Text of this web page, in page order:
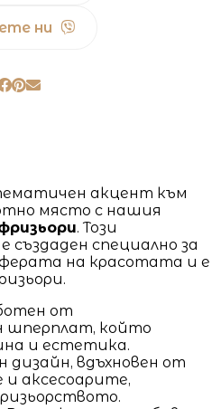
ни
акцент към
място с нашия
. Този
създаден специално за
на красотата и е
от
шперплат, който
и естетика.
дизайн, вдъхновен от
аксесоарите,